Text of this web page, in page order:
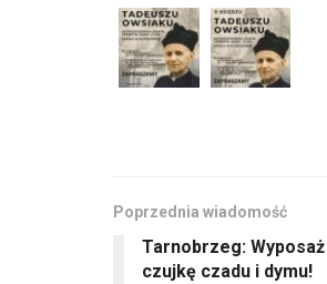
Poprzednia wiadomość
Tarnobrzeg:
czujkę czadu i dymu!